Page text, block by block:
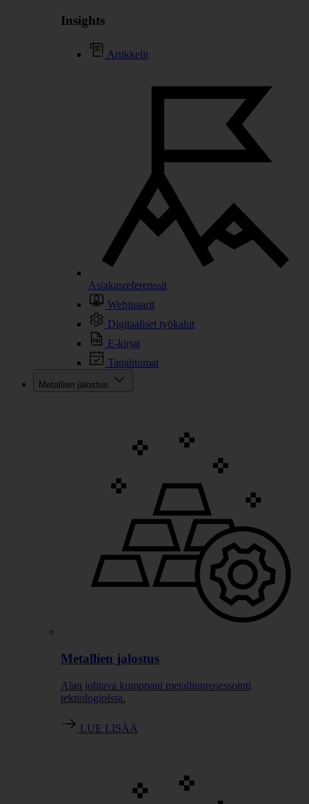
Insights
Artikkelit
Asiakasreferenssit
Webinaarit
Digitaaliset työkalut
E-kirjat
Tapahtumat
Metallien jalostus
Metallien jalostus
Alan johtava kumppani metallinprosessointi
teknologioissa.
LUE LISÄÄ